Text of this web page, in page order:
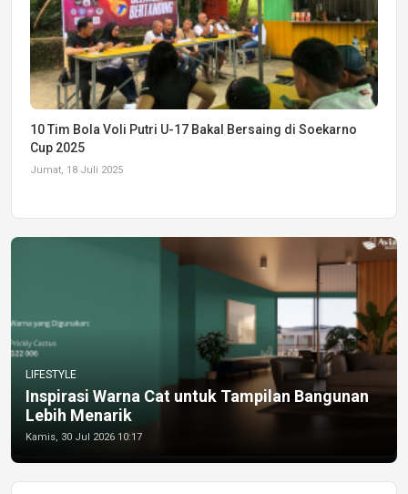
10 Tim Bola Voli Putri U-17 Bakal Bersaing di Soekarno
Cup 2025
Jumat, 18 Juli 2025
LIFESTYLE
Inspirasi Warna Cat untuk Tampilan Bangunan
Lebih Menarik
Kamis, 30 Jul 2026 10:17